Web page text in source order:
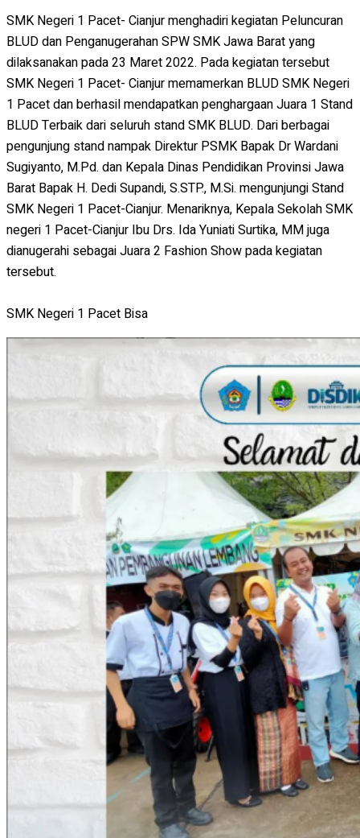
SMK Negeri 1 Pacet- Cianjur menghadiri kegiatan Peluncuran
BLUD dan Penganugerahan SPW SMK Jawa Barat yang
dilaksanakan pada 23 Maret 2022. Pada kegiatan tersebut
SMK Negeri 1 Pacet- Cianjur memamerkan BLUD SMK Negeri
1 Pacet dan berhasil mendapatkan penghargaan Juara 1 Stand
BLUD Terbaik dari seluruh stand SMK BLUD. Dari berbagai
pengunjung stand nampak Direktur PSMK Bapak Dr Wardani
Sugiyanto, M.Pd. dan Kepala Dinas Pendidikan Provinsi Jawa
Barat Bapak H. Dedi Supandi, S.STP., M.Si. mengunjungi Stand
SMK Negeri 1 Pacet-Cianjur. Menariknya, Kepala Sekolah SMK
negeri 1 Pacet-Cianjur Ibu Drs. Ida Yuniati Surtika, MM juga
dianugerahi sebagai Juara 2 Fashion Show pada kegiatan
tersebut.
SMK Negeri 1 Pacet Bisa